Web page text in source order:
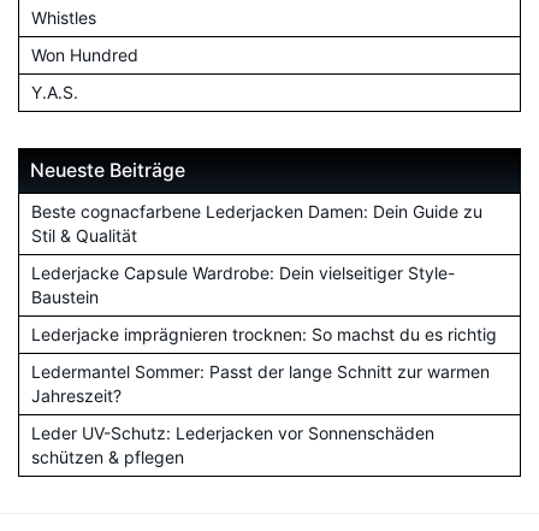
Whistles
Won Hundred
Y.A.S.
Neueste Beiträge
Beste cognacfarbene Lederjacken Damen: Dein Guide zu
Stil & Qualität
Lederjacke Capsule Wardrobe: Dein vielseitiger Style-
Baustein
Lederjacke imprägnieren trocknen: So machst du es richtig
Ledermantel Sommer: Passt der lange Schnitt zur warmen
Jahreszeit?
Leder UV-Schutz: Lederjacken vor Sonnenschäden
schützen & pflegen